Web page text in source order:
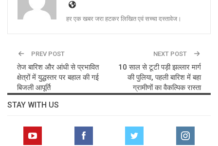
हर एक खबर जरा हटकर लिखित एवं सच्चा दस्तावेज।
PREV POST
तेज बारिश और आंधी से प्रभावित
क्षेत्रों में युद्धस्तर पर बहाल की गई
बिजली आपूर्ति
NEXT POST
10 साल से टूटी पड़ी झल्लार मार्ग
की पुलिया, पहली बारिश में बहा
ग्रामीणों का वैकल्पिक रास्ता
STAY WITH US